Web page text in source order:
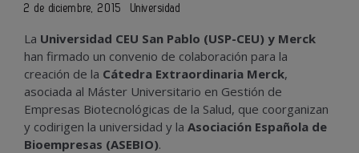
2 de diciembre, 2015 Universidad
La Universidad CEU San Pablo (USP-CEU) y Merck
han firmado un convenio de colaboración para la
creación de la Cátedra Extraordinaria Merck,
asociada al Máster Universitario en Gestión de
Empresas Biotecnológicas de la Salud, que coorganizan
y codirigen la universidad y la Asociación Española de
Bioempresas (ASEBIO).